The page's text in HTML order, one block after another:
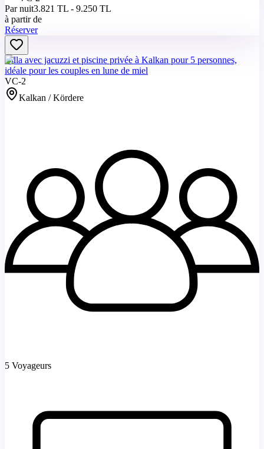
Par nuit3.821 TL - 9.250 TL
à partir de
Réserver
Villa avec jacuzzi et piscine privée à Kalkan pour 5 personnes,
idéale pour les couples en lune de miel
VC-2
Kalkan / Kördere
5 Voyageurs